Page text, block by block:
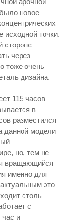
арочной
новое
исходной точки.
стороне
через
тоже очень
дизайна.
115 часов
в
разместился
данной модели
но, тем не
вращающийся
именно для
это
столь
с
час и